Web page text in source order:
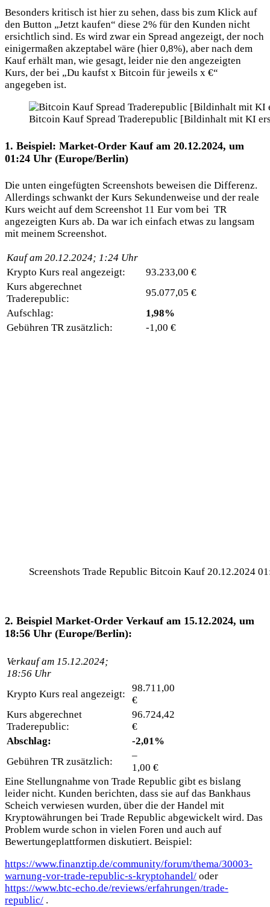
Besonders kritisch ist hier zu sehen, dass bis zum Klick auf
den Button „Jetzt kaufen“ diese 2% für den Kunden nicht
ersichtlich sind. Es wird zwar ein Spread angezeigt, der noch
einigermaßen akzeptabel wäre (hier 0,8%), aber nach dem
Kauf erhält man, wie gesagt, leider nie den angezeigten
Kurs, der bei „Du kaufst x Bitcoin für jeweils x €“
angegeben ist.
Bitcoin Kauf Spread Traderepublic [Bildinhalt mit KI
1. Beispiel: Market-Order Kauf am 20.12.2024, um
01:24 Uhr (Europe/Berlin)
Die unten eingefügten Screenshots beweisen die Differenz.
Allerdings schwankt der Kurs Sekundenweise und der reale
Kurs weicht auf dem Screenshot 11 Eur vom bei TR
angezeigten Kurs ab. Da war ich einfach etwas zu langsam
mit meinem Screenshot.
Kauf am 20.12.2024; 1:24 Uhr
Krypto Kurs real angezeigt:
93.233,00 €
Kurs abgerechnet
Traderepublic:
95.077,05 €
Aufschlag:
1,98%
Gebühren TR zusätzlich:
-1,00 €
Screenshots Trade Republic Bitcoin Kauf 20.12.2024
2. Beispiel Market-Order Verkauf am 15.12.2024, um
18:56 Uhr (Europe/Berlin):
Verkauf am 15.12.2024;
18:56 Uhr
Krypto Kurs real angezeigt:
98.711,00
€
Kurs abgerechnet
Traderepublic:
96.724,42
€
Abschlag:
-2,01%
Gebühren TR zusätzlich:
–
1,00 €
Eine Stellungnahme von Trade Republic gibt es bislang
leider nicht. Kunden berichten, dass sie auf das Bankhaus
Scheich verwiesen wurden, über die der Handel mit
Kryptowährungen bei Trade Republic abgewickelt wird. Das
Problem wurde schon in vielen Foren und auch auf
Bewertungeplattformen diskutiert. Beispiel:
https://www.finanztip.de/community/forum/thema/30003-
warnung-vor-trade-republic-s-kryptohandel/ oder
https://www.btc-echo.de/reviews/erfahrungen/trade-
republic/ .